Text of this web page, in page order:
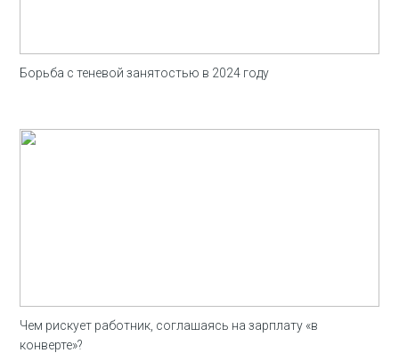
Борьба с теневой занятостью в 2024 году
Чем рискует работник, соглашаясь на зарплату «в
конверте»?